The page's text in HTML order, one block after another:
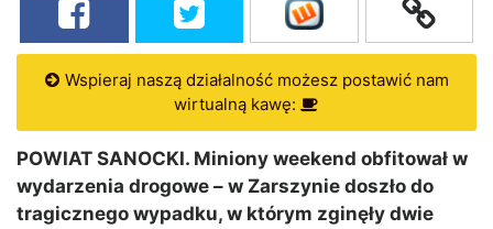
Wspieraj naszą działalność możesz postawić nam
wirtualną kawę:
POWIAT SANOCKI. Miniony weekend obfitował w
wydarzenia drogowe – w Zarszynie doszło do
tragicznego wypadku, w którym zginęły dwie